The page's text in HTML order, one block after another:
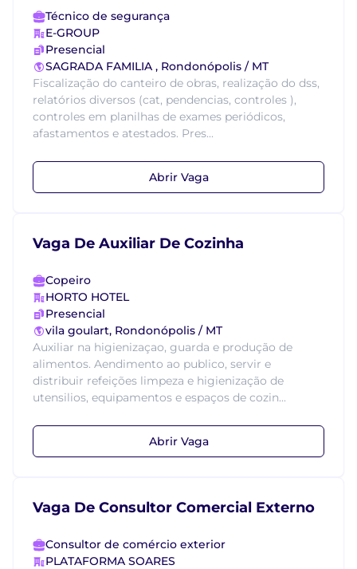
Técnico de segurança
E-GROUP
Presencial
SAGRADA FAMILIA , Rondonópolis / MT
Fiscalização do canteiro de obras, realização do dss,
relatórios diversos (cat, pendencias, controles ),
controles em planilhas de exames periódicos,
afastamentos e atestados. Pres...
Abrir Vaga
Vaga De Auxiliar De Cozinha
Copeiro
HORTO HOTEL
Presencial
vila goulart, Rondonópolis / MT
Auxiliar na higienizaçao, guarda e produção de
alimentos. Aendimento ao publico, servir e
distribuir refeições limpeza e higienização de
utensilios, equipamentos e espaços de cozin...
Abrir Vaga
Vaga De Consultor Comercial Externo
Consultor de comércio exterior
PLATAFORMA SOARES